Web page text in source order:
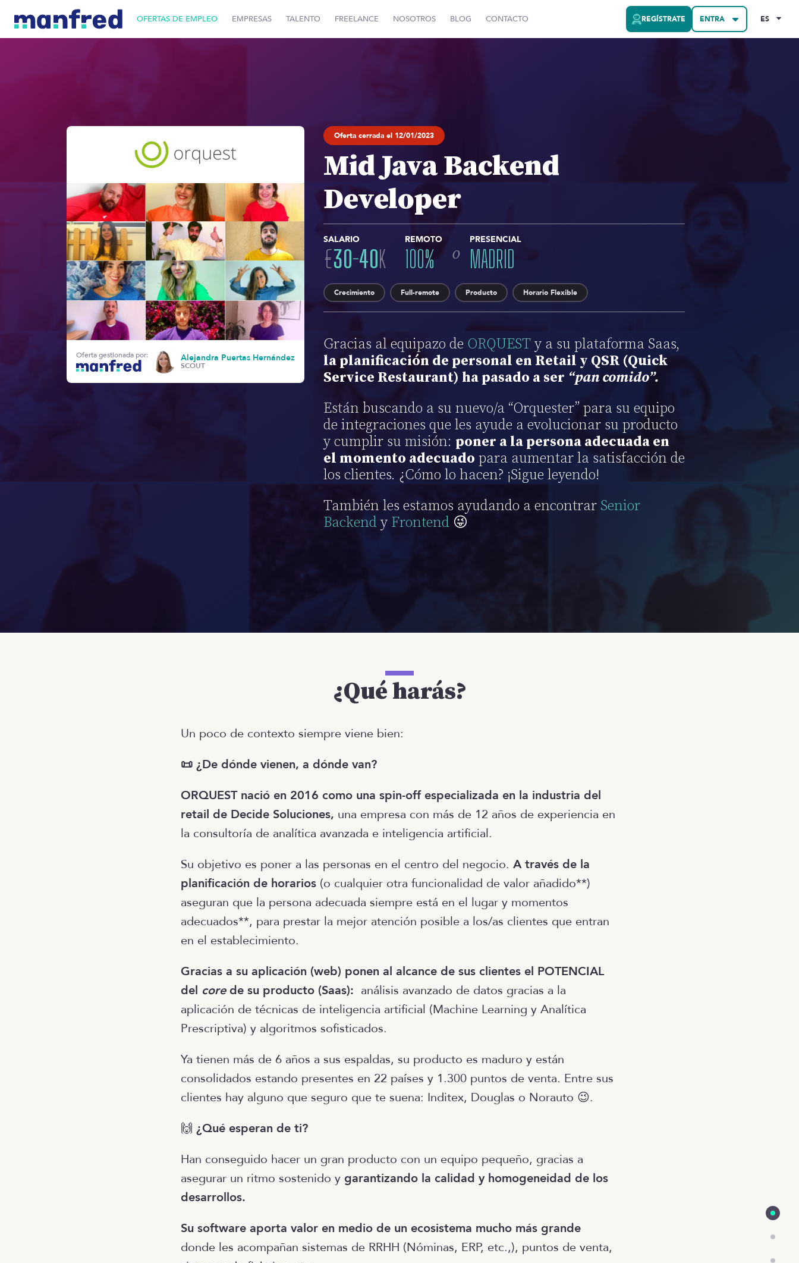
OFERTAS DE EMPLEO EMPRESAS TALENTO FREELANCE NOSOTROS BLOG CONTACTO REGÍSTRATE ENTRA ES
Oferta gestionada por: Alejandra Puertas Hernández
SCOUT
Oferta cerrada el 12/01/2023
Mid Java Backend
Developer
SALARIO
€30-40K
REMOTO
100% o
PRESENCIAL
MADRID
Crecimiento Full-remote Producto Horario Flexible
Gracias al equipazo de ORQUESTy a su plataforma Saas,
la planificación de personal en Retail y QSR (Quick
Service Restaurant) ha pasado a ser “pan comido”.
Están buscando a su nuevo/a “Orquester” para su equipo
de integraciones que les ayude a evolucionar su producto
y cumplir su misión: poner a la persona adecuada en
el momento adecuado para aumentar la satisfacción de
los clientes. ¿Cómo lo hacen? ¡Sigue leyendo!
También les estamos ayudando a encontrar Senior
Backendy Frontend 😜
¿Qué harás?
Un poco de contexto siempre viene bien:
📜 ¿De dónde vienen, a dónde van?
ORQUEST nació en 2016 como una spin-off especializada en la industria del
retail de Decide Soluciones, una empresa con más de 12 años de experiencia en
la consultoría de analítica avanzada e inteligencia artificial.
Su objetivo es poner a las personas en el centro del negocio. A través de la
planificación de horarios (o cualquier otra funcionalidad de valor añadido**)
aseguran que la persona adecuada siempre está en el lugar y momentos
adecuados**, para prestar la mejor atención posible a los/as clientes que entran
en el establecimiento.
Gracias a su aplicación (web) ponen al alcance de sus clientes el POTENCIAL
del corede su producto (Saas): análisis avanzado de datos gracias a la
aplicación de técnicas de inteligencia artificial (Machine Learning y Analítica
Prescriptiva) y algoritmos sofisticados.
Ya tienen más de 6 años a sus espaldas, su producto es maduro y están
consolidados estando presentes en 22 países y 1.300 puntos de venta. Entre sus
clientes hay alguno que seguro que te suena: Inditex, Douglas o Norauto 😉.
🙌 ¿Qué esperan de ti?
Han conseguido hacer un gran producto con un equipo pequeño, gracias a
asegurar un ritmo sostenido y garantizando la calidad y homogeneidad de los
desarrollos.
Su software aporta valor en medio de un ecosistema mucho más grande
donde les acompañan sistemas de RRHH (Nóminas, ERP, etc.,), puntos de venta,